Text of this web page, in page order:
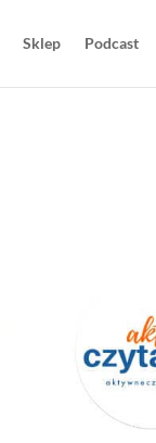
Sklep Podcast